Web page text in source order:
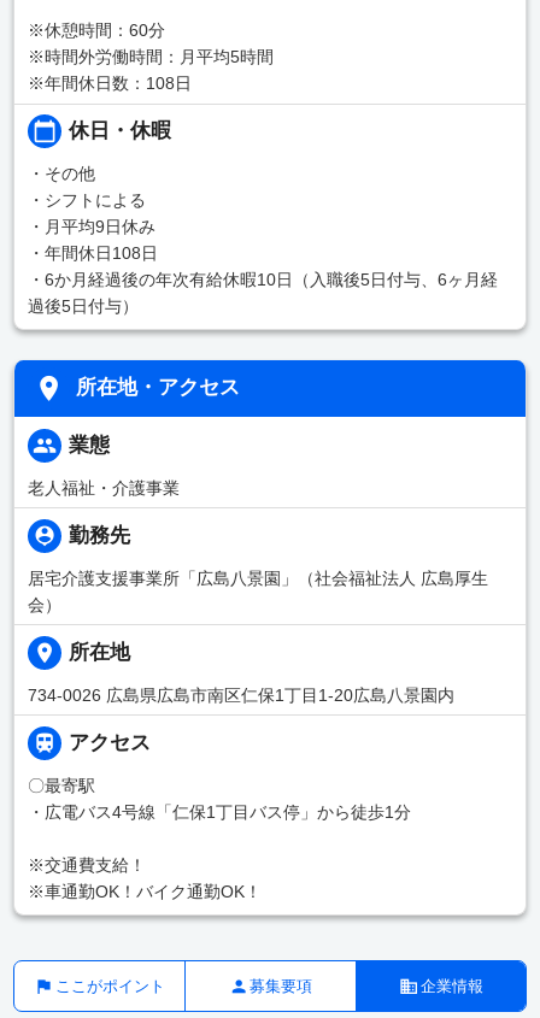
※休憩時間：60分
※時間外労働時間：月平均5時間
※年間休日数：108日
休日・休暇
・その他
・シフトによる
・月平均9日休み
・年間休日108日
・6か月経過後の年次有給休暇10日（入職後5日付与、6ヶ月経
過後5日付与）
所在地・アクセス
業態
老人福祉・介護事業
勤務先
居宅介護支援事業所「広島八景園」（社会福祉法人 広島厚生
会）
所在地
734-0026 広島県広島市南区仁保1丁目1-20広島八景園内
アクセス
〇最寄駅
・広電バス4号線「仁保1丁目バス停」から徒歩1分
※交通費支給！
※車通勤OK！バイク通勤OK！
ここがポイント 募集要項 企業情報